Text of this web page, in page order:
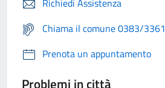
Richiedi Assistenza
Chiama il comune 0383/3361
Prenota un appuntamento
Problemi in città